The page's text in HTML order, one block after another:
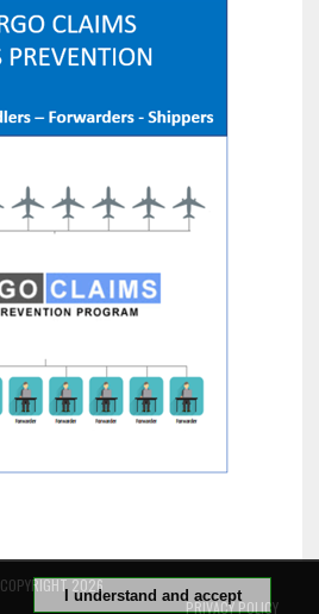
COPYRIGHT 2026
PRIVACY POLICY
I understand and accept